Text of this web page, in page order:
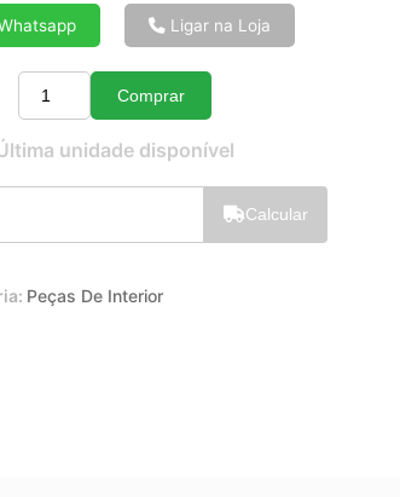
8x de R$ 5,48
10x de R$ 4,44
12x de R$ 3,76
Ligar na Loja
Quantidade
Comprar
unidade disponível
Calcular
Peças De Interior